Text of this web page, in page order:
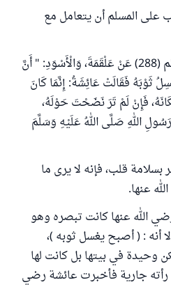
على المسلم أن يتعامل مع
ومن ذلك ما رواه الإمام مسلم (288) عَنْ عَلْقَمَةَ، وَالْأَسْوَدِ: " أَنَّ
ثَوْبَهُ فَقَالَتْ عَائِشَةُ: إِنَّمَا كَانَ
فَإِنْ لَمْ تَرَ نَضَحْتَ حَوْلَهُ،
اللهِ صَلَّى اللهُ عَلَيْهِ وَسَلَّمَ
بسلامة قلب، فإنه لا يرى ما
عنها.
الله عنها كانت تبصره وهو
أنه : ( أصبح يغسل ثوبه )،
وحيدة في بيتها بل كانت لها
رأته جارية فأخبرت عائشة رضي